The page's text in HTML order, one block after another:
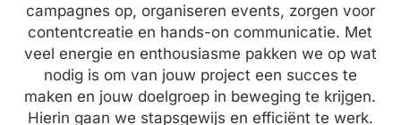
campagnes op, organiseren events, zorgen voor
contentcreatie en hands-on communicatie. Met
veel energie en enthousiasme pakken we op wat
nodig is om van jouw project een succes te
maken en jouw doelgroep in beweging te krijgen.
Hierin gaan we stapsgewijs en efficiënt te werk.